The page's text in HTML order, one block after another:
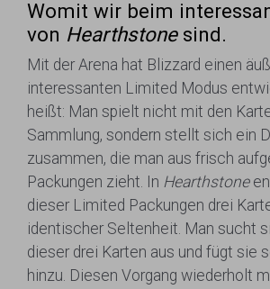
Womit wir beim
von Hearthstonesind.
Mit der Arena hat Blizzard einen
interessanten Limited Modus
heißt: Man spielt nicht mit den
Sammlung, sondern stellt sich ein
zusammen, die man aus frisch
Packungen zieht. In Hearthstone
dieser Limited Packungen drei
identischer Seltenheit. Man sucht
dieser drei Karten aus und fügt sie
hinzu. Diesen Vorgang wiederholt